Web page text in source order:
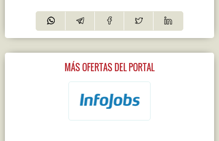
MÁS OFERTAS DEL PORTAL